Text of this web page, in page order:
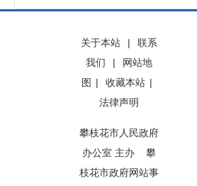
关于本站 |
联系
我们
|
网站地
图 | 收藏本站 |
法律声明
攀枝花市人民政府
办公室 主办 攀
枝花市政府网站事